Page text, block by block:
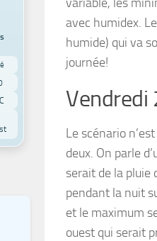
avec humidex.
humide) qui va
journée!
Vendredi
Le scénario
deux. On parle
serait de la pluie
pendant la nuit
et le maximum
ouest qui serait